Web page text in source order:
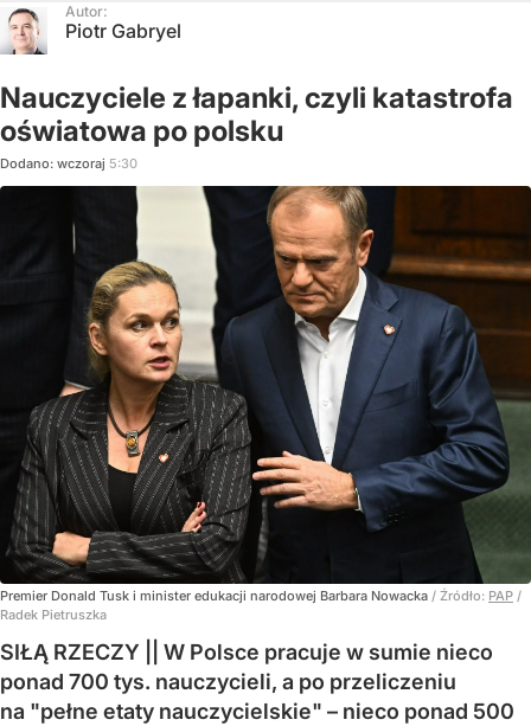
Autor:
Piotr Gabryel
Nauczyciele z łapanki, czyli katastrofa
oświatowa po polsku
Dodano: wczoraj 5:30
Premier Donald Tusk i minister edukacji narodowej Barbara Nowacka / Źródło: PAP /
Radek Pietruszka
SIŁĄ RZECZY || W Polsce pracuje w sumie nieco
ponad 700 tys. nauczycieli, a po przeliczeniu
na "pełne etaty nauczycielskie" – nieco ponad 500